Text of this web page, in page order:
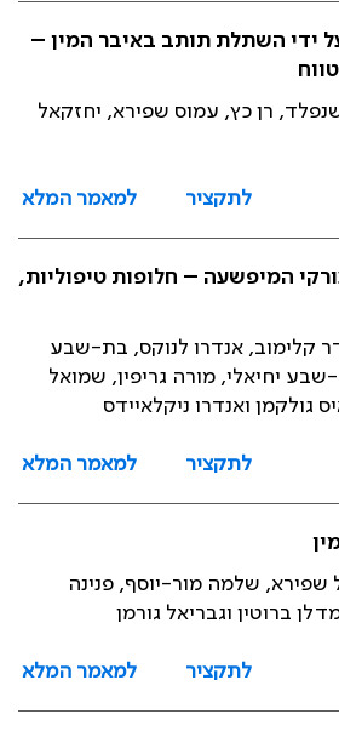
ידי השתלת תותב באיבר המין –
רן כץ, עמוס שפירא, יחזקאל
לתקציר
למאמר המלא
המיפשעה – חלופות טיפוליות,
קלימוב, אנדרו לנוקס, בת-שבע
שבע יחיאלי, מורה גריפין, שמואל
גולקמן ואנדרו ניקלאיידס
לתקציר
למאמר המלא
שפירא, שלמה מור-יוסף, פנינה
ברוטין וגבריאל גורמן
לתקציר
למאמר המלא